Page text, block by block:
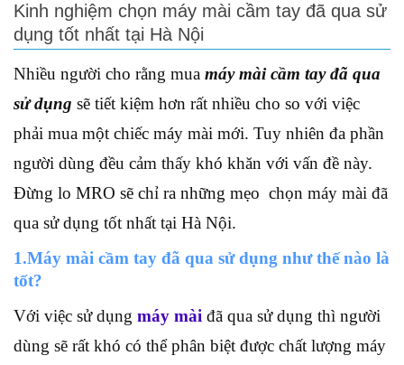
Kinh nghiệm chọn máy mài cầm tay đã qua sử
dụng tốt nhất tại Hà Nội
Nhiều người cho rằng mua máy mài cầm tay đã qua
sử dụng sẽ tiết kiệm hơn rất nhiều cho so với việc
phải mua một chiếc máy mài mới. Tuy nhiên đa phần
người dùng đều cảm thấy khó khăn với vấn đề này.
Đừng lo MRO sẽ chỉ ra những mẹo chọn máy mài đã
qua sử dụng tốt nhất tại Hà Nội.
1.Máy mài cầm tay đã qua sử dụng như thế nào là
tốt?
Với việc sử dụng máy mài đã qua sử dụng thì người
dùng sẽ rất khó có thể phân biệt được chất lượng máy